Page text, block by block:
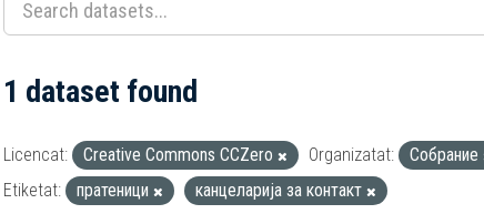
1 dataset found
Licencat: Creative Commons CCZero Organizatat:
Собрание
Etiketat:
пратеници канцеларија за контакт